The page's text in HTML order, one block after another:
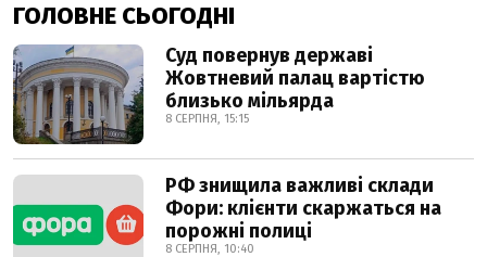
ГОЛОВНЕ СЬОГОДНІ
Суд повернув державі
Жовтневий палац вартістю
близько мільярда
8 СЕРПНЯ, 15:15
РФ знищила важливі склади
Фори: клієнти скаржаться на
порожні полиці
8 СЕРПНЯ, 10:40